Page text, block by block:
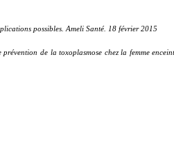
possibles. Ameli Santé. 18 février 2015
prévention de la toxoplasmose chez la femme